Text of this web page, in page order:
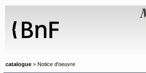
catalogue > Notice d'oeuvre